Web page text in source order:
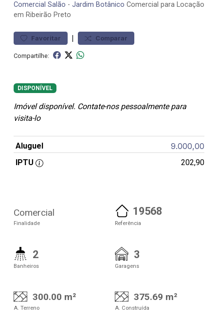
Comercial Salão - Jardim Botânico Comercial para Locação
em Ribeirão Preto
Favoritar | Comparar
Compartilhe:
DISPONÍVEL
Imóvel disponível. Contate-nos pessoalmente para
visita-lo
Aluguel 9.000,00
IPTU 202,90
Comercial
Finalidade
19568
Referência
2
Banheiros
3
Garagens
300.00 m²
A. Terreno
375.69 m²
A. Construída